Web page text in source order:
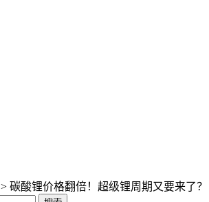
> 碳酸锂价格翻倍！超级锂周期又要来了？